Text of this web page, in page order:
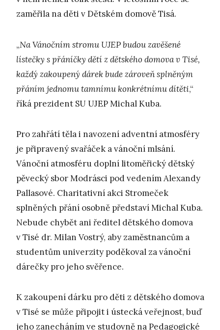
zaměřila na děti v Dětském domově Tisá.
„Na Vánočním stromu UJEP budou zavěšené
lístečky s přáníčky dětí z dětského domova v Tisé,
každý zakoupený dárek bude zároveň splněným
přáním jednomu tamnímu konkrétnímu dítěti,“
říká prezident SU UJEP Michal Kuba.
Pro zahřátí těla i navození adventní atmosféry
je připravený svařáček a vánoční mlsání.
Vánoční atmosféru doplní litoměřický dětský
pěvecký sbor Modrásci pod vedením Alexandy
Pallasové. Charitativní akci Stromeček
splněných přání osobně představí Michal Kuba.
Nebude chybět ani ředitel dětského domova
v Tisé dr. Milan Vostrý, aby zaměstnancům a
studentům univerzity poděkoval za vánoční
dárečky pro jeho svěřence.
K zakoupení dárku pro děti z dětského domova
v Tisé se může připojit i ústecká veřejnost, buď
jeho zanecháním ve studovně na Pedagogické